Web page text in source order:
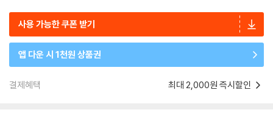
사용 가능한 쿠폰 받기
앱 다운 시 1천원 상품권
결제혜택 최대 2,000원 즉시할인